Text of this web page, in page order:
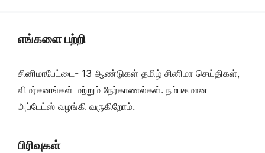
எங்களை பற்றி
சினிமாபேட்டை- 13 ஆண்டுகள் தமிழ் சினிமா செய்திகள்,
விமர்சனங்கள் மற்றும் நேர்காணல்கள். நம்பகமான
அப்டேட்ஸ் வழங்கி வருகிறோம்.
பிரிவுகள்